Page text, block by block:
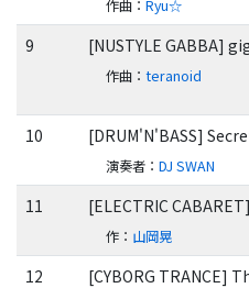
作曲 ：Ryu☆
9 [NUSTYLE GABBA]
作曲 ：teranoid
10 [DRUM'N'BASS]
演奏者 ：DJ SWAN
11 [ELECTRIC
作 ： 山岡晃
12 [CYBORG TRANCE]